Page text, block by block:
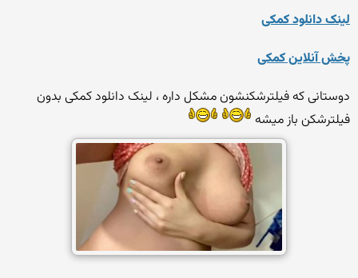
لینک دانلود کمکی
پخش آنلاین کمکی
دوستانی که فیلترشکنشون مشکل داره ، لینک دانلود کمکی بدون
فیلترشکن باز میشه